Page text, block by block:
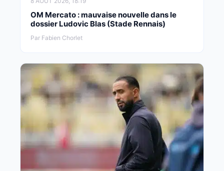
OM Mercato : mauvaise nouvelle dans le
dossier Ludovic Blas (Stade Rennais)
Par Fabien Chorlet